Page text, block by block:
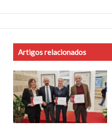
guai
Artigos relacionados